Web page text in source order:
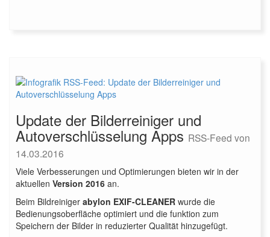
Update der Bilderreiniger und
Autoverschlüsselung Apps RSS-Feed von
14.03.2016
Viele Verbesserungen und Optimierungen bieten wir in der
aktuellen Version 2016 an.
Beim Bildreiniger abylon EXIF-CLEANER wurde die
Bedienungsoberfläche optimiert und die funktion zum
Speichern der Bilder in reduzierter Qualität hinzugefügt.